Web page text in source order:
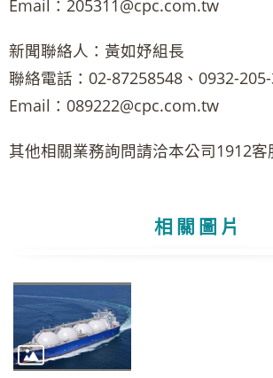
Email：205311@cpc.com.tw
新聞聯絡人：黃如妤組長
聯絡電話：02-87258548、0932-
Email：089222@cpc.com.tw
其他相關業務詢問請洽本公司1912客
相關圖片